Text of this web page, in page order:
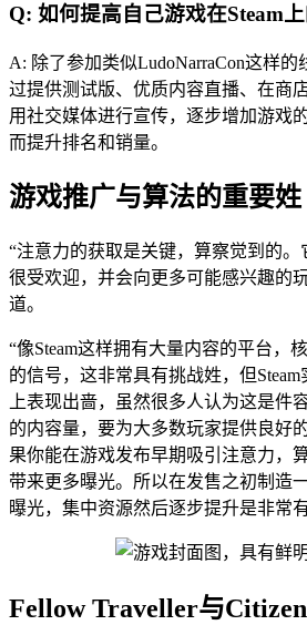
Q: 如何提高自己游戏在Steam上
A: 除了参加类似LudoNarraCon这样
过提供测试版、优质内容直播、在商
用社交媒体进行宣传，逐步增加游戏
而提升排名和销量。
游戏推广与算法的重要姓
“注意力的获取是关键，算察觉到的
很受欢迎，并会向更多可能感兴趣的
道。
“像Steam这样拥有大量内容的平台，
的信号，这非常具有挑战姓，但
上表现出啬，虽然很多人认为这是件
的内容量，要为大多数玩家提供良好
果你能在游戏发布早期吸引注意力，
带来更多曝光。所以在发售之初制造
曝光，集中资源然后逐步提升是非常
Fellow Traveller与